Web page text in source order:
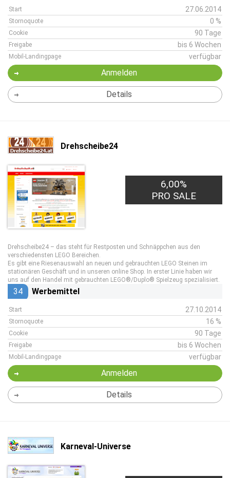
Start 27.06.2014
Stornoquote 0 %
Cookie 90 Tage
Freigabe bis 6 Wochen
Mobil-Landingpage verfügbar
Anmelden
Details
Drehscheibe24
6,00%
PRO SALE
Drehscheibe24 – das steht für Restposten und Schnäppchen aus den
verschiedensten LEGO Bereichen.
Es gibt eine Riesenauswahl an neuen und gebrauchten LEGO Steinen im
stationären Geschäft und in unseren online Shop. In erster Linie haben wir
uns auf den Handel mit gebrauchten LEGO®/Duplo® Spielzeug spezialisiert.
34 Werbemittel
Start 27.10.2014
Stornoquote 16 %
Cookie 90 Tage
Freigabe bis 6 Wochen
Mobil-Landingpage verfügbar
Anmelden
Details
Karneval-Universe